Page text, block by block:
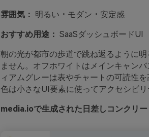
雰囲気： 明るい・モダン・安定感
おすすめ用途： SaaSダッシュボードUI
朝の光が都市の歩道で跳ね返るように
ません。オフホワイトはメインキャン
ィアムグレーは表やチャートの可読性
色は小さなUI要素に使ってアクセシビリ
media.ioで生成された日差しコンクリー